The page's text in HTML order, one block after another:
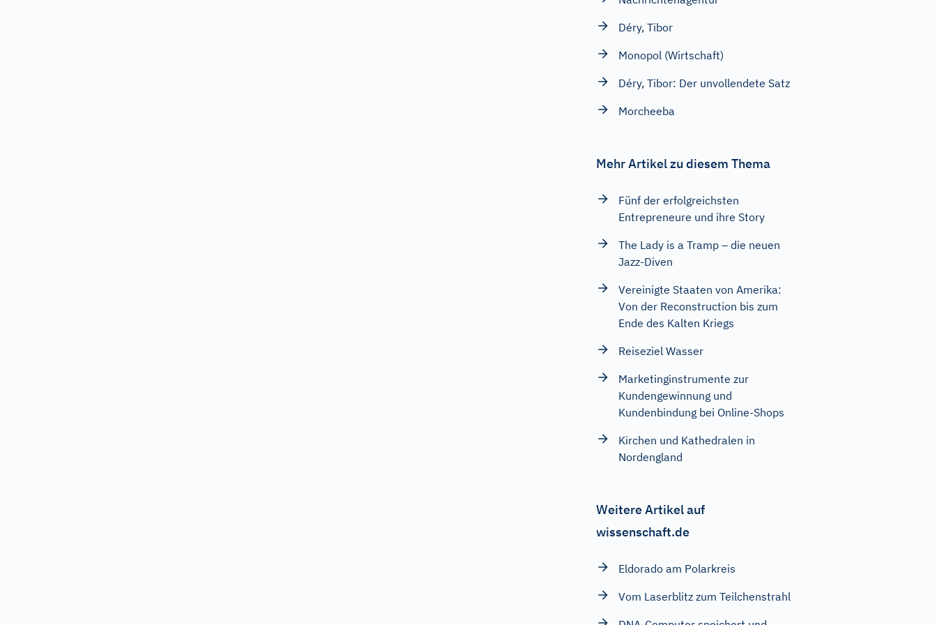
Déry, Tibor
Monopol (Wirtschaft)
Déry, Tibor: Der unvollendete Satz
Morcheeba
Mehr Artikel zu diesem Thema
Fünf der erfolgreichsten
Entrepreneure und ihre Story
The Lady is a Tramp – die neuen
Jazz-Diven
Vereinigte Staaten von Amerika:
Von der Reconstruction bis zum
Ende des Kalten Kriegs
Reiseziel Wasser
Marketinginstrumente zur
Kundengewinnung und
Kundenbindung bei Online-Shops
Kirchen und Kathedralen in
Nordengland
Weitere Artikel auf
wissenschaft.de
Eldorado am Polarkreis
Vom Laserblitz zum Teilchenstrahl